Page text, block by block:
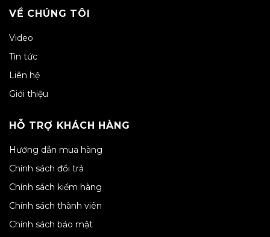
VỀ CHÚNG TÔI
Video
Tin tức
Liên hệ
Giới thiệu
HỖ TRỢ KHÁCH HÀNG
Hướng dẫn mua hàng
Chính sách đổi trả
Chính sách kiểm hàng
Chính sách thành viên
Chính sách bảo mật